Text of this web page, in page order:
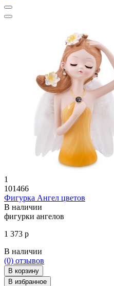
1
101466
Фигурка Ангел цветов
В наличии
фигурки ангелов
1 373 р
В наличии
(0) отзывов
В корзину
В избранное